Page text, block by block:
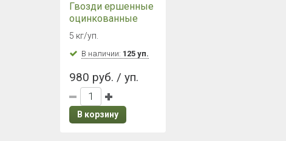
Гвозди ершенные
оцинкованные
3,5х30 мм (5 кг./
уп.)
5 кг/уп.
В наличии: 125 уп.
980 руб. / уп.
В корзину